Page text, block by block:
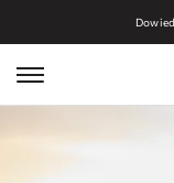
Linias DOMINISS